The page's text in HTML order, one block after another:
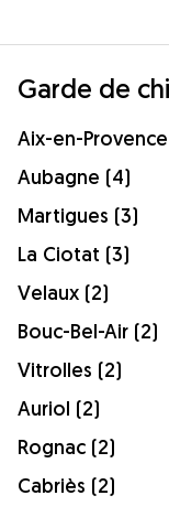
Garde de
Aix-en-
Aubagne (4)
Martigues (3)
La Ciotat (3)
Velaux (2)
Bouc-Bel-Air (2)
Vitrolles (2)
Auriol (2)
Rognac (2)
Cabriès (2)